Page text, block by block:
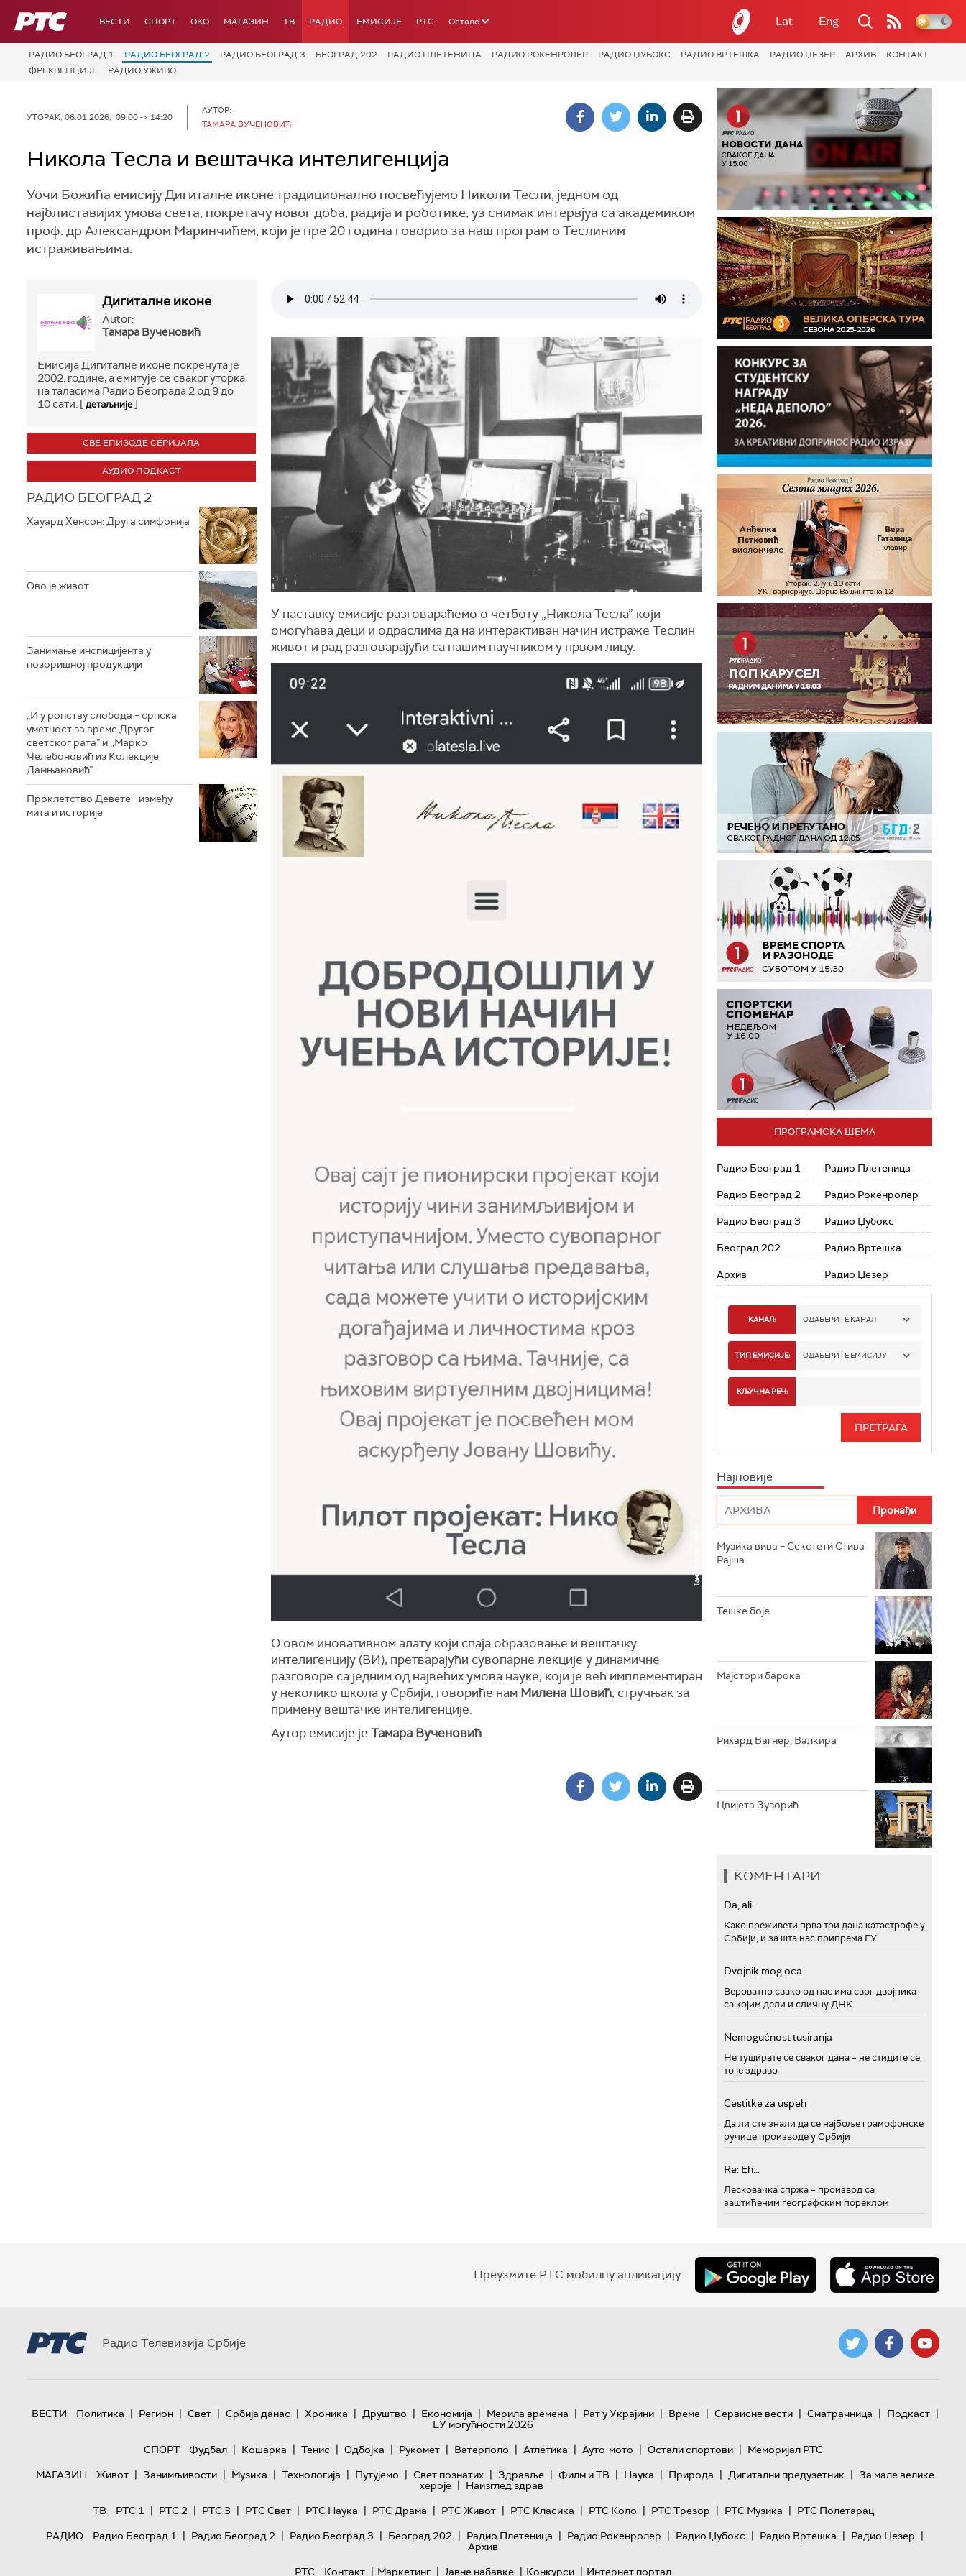
РТС ВЕСТИ СПОРТ OKO МАГАЗИН ТВ РАДИО ЕМИСИЈЕ РТС Остало Lat Eng
РАДИО БЕОГРАД 1 РАДИО БЕОГРАД 2 РАДИО БЕОГРАД 3 БЕОГРАД 202 РАДИО ПЛЕТЕНИЦА РАДИО РОКЕНРОЛЕР РАДИО ЏУБОКС РАДИО ВРТЕШКА РАДИО ЏЕЗЕР АРХИВ
КОНТАКТ
ФРЕКВЕНЦИЈЕ
РАДИО УЖИВО
УТОРАК, 06.01.2026, 09:00 -> 14:20
АУТОР:
ТАМАРА ВУЧЕНОВИЋ
Никола Тесла и вештачка интелигенција
Уочи Божића емисију Дигиталне иконе традиционално посвећујемо Николи Тесли, једном од
најблиставијих умова света, покретачу новог доба, радија и роботике, уз снимак интервјуа са академиком
проф. др Александром Маринчићем, који је пре 20 година говорио за наш програм о Теслиним
истраживањима.
Дигиталне иконе
Autor:
Тамара Вученовић
Емисија Дигиталне иконе покренута je
2002. године, а емитује се сваког уторка
на таласима Радио Београда 2 од 9 до
10 сати. [детаљније]
СВЕ ЕПИЗОДЕ СЕРИЈАЛА
АУДИО ПОДКАСТ
РАДИО БЕОГРАД 2
Хауард Хенсон: Друга симфонија
Ово је живот
Занимање инспицијента у
позоришној продукцији
„И у ропству слобода – српска
уметност за време Другог
светског рата” и ,,Марко
Челебоновић из Колекције
Дамњановић”
Проклетство Девете - између
мита и историје
У наставку емисије разговараћемо о четботу „Никола Тесла” који
омогућава деци и одраслима да на интерактиван начин истраже Теслин
живот и рад разговарајући са нашим научником у првом лицу.
О овом иновативном алату који спаја образовање и вештачку
интелигенцију (ВИ), претварајући сувопарне лекције у динамичне
разговоре са једним од највећих умова науке, који је већ имплементиран
у неколико школа у Србији, говориће нам Милена Шовић, стручњак за
примену вештачке интелигенције.
Аутор емисије је Тамара Вученовић.
ПРОГРАМСКА ШЕМА
Радио Београд 1
Радио Београд 2
Радио Београд 3
Београд 202
Архив
Радио Плетеница
Радио Рокенролер
Радио Џубокс
Радио Вртешка
Радио Џезер
КАНАЛ: ОДАБЕРИТЕ КАНАЛ
РАДИО БЕОГРАД 1
РАДИО БЕОГРАД 3
РАДИО РОКЕНРОЛЕР
РАДИО ЏУБОКС
РАДИО ВРТЕШКА
РАДИО ЏЕЗЕР
ТИП ЕМИСИЈЕ: ОДАБЕРИТЕ ЕМИСИЈУ
ИНФО
КЉУЧНА РЕЧ:
Најновије
Музика вива – Секстети Стива
Рајша
Тешке боје
Мајстори барока
Рихард Вагнер: Валкира
Цвијета Зузорић
КОМЕНТАРИ
Da, ali...
Како преживети прва три дана катастрофе у
Србији, и за шта нас припрема ЕУ
Dvojnik mog oca
Вероватно свако од нас има свог двојника
са којим дели и сличну ДНК
Nemogućnost tusiranja
Не туширате се сваког дана – не стидите се,
то је здраво
Cestitke za uspeh
Да ли сте знали да се најбоље грамофонске
ручице производе у Србији
Re: Eh...
Лесковачка спржа – производ са
заштићеним географским пореклом
Преузмите РТС мобилну апликацију
Радио Телевизија Србије
ВЕСТИ Политика | Регион | Свет | Србија данас | Хроника | Друштво | Економија | Мерила времена | Рат у Украјини | Време | Сервисне вести | Сматрачница | Подкаст |
ЕУ могућности 2026
СПОРТ
Фудбал | Кошарка | Тенис | Одбојка | Рукомет | Ватерполо | Атлетика | Ауто-мото | Остали спортови | Меморијал РТС
МАГАЗИН
Живот | Занимљивости | Музика | Технологијa | Путујемо | Свет познатих | Здравље | Филм и ТВ | Наука | Природа | Дигитални предузетник | За мале велике
хероје | Наизглед здрав
ТВ
РТС 1 | РТС 2 | РТС 3 | РТС Свет | РТС Наука | РТС Драма | РТС Живот | РТС Класика | РТС Коло | РТС Трезор | РТС Музика | РТС Полетарац
РАДИО
Радио Београд 1 | Радио Београд 2 | Радио Београд 3 | Београд 202 | Радио Плетеница | Радио Рокенролер | Радио Џубокс | Радио Вртешка | Радио Џезер |
Архив
РТС
Контакт | Маркетинг | Јавне набавке | Конкурси | Интернет портал